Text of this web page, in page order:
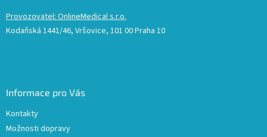
Provozovatel: OnlineMedical s.r.o.
Kodaňská 1441/46, Vršovice, 101 00 Praha 10
Informace pro Vás
Kontakty
Možnosti dopravy